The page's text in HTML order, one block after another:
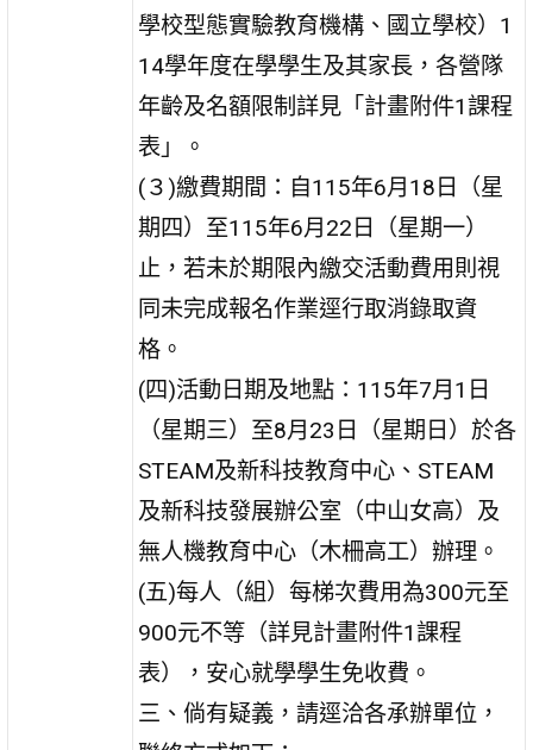
學校型態實驗教育機構、國立學校）1
14學年度在學學生及其家長，各營隊
年齡及名額限制詳見「計畫附件1課程
表」。
(３)繳費期間：自115年6月18日（星
期四）至115年6月22日（星期一）
止，若未於期限內繳交活動費用則視
同未完成報名作業逕行取消錄取資
格。
(四)活動日期及地點：115年7月1日
（星期三）至8月23日（星期日）於各
STEAM及新科技教育中心、STEAM
及新科技發展辦公室（中山女高）及
無人機教育中心（木柵高工）辦理。
(五)每人（組）每梯次費用為300元至
900元不等（詳見計畫附件1課程
表），安心就學學生免收費。
三、倘有疑義，請逕洽各承辦單位，